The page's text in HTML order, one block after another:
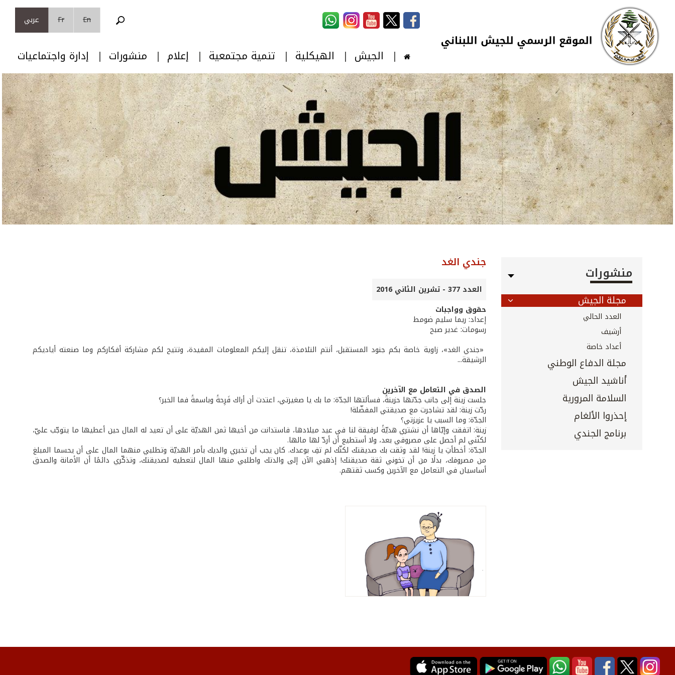
تجاوز إلى المحتوى الرئيسي
Skip to navigation
En
Fr عربي
الجيش الهيكلية تنمية مجتمعية إعلام منشورات إدارة واجتماعيات
منشورات
مجلة الجيش
العدد الحالي
أرشيف
أعداد خاصة
مجلة الدفاع الوطني
أناشيد الجيش
السلامة المرورية
إحذروا الألغام
برنامج الجندي
جندي الغد
العدد 377 - تشرين الثاني 2016
حقوق وواجبات
إعداد: ريما سليم ضومط
رسومات: غدير صبح
«جندي الغد»، زاوية خاصة بكم جنود المستقبل، أنتم التلامذة، تنقل إليكم المعلومات المفيدة، وتتيح لكم مشاركة أفكاركم وما صنعته أياديكم
الرشيقة...
الصدق في التعامل مع الآخرين
جلست زينة إلى جانب جدّتها حزينةً، فسألتها الجدّة: ما بك يا صغيرتي، اعتدت أن أراك فَرِحةً وباسمةً فما الخبر؟
ردّت زينة: لقد تشاجرت مع صديقتي المفضّلة!
الجدّة: وما السبب يا عزيزتي؟
زينة: اتفقت وإيّاها أن نشتري هديّةً لرفيقة لنا في عيد ميلادها، فاستدانت من أخيها ثمن الهديّة على أن تعيد له المال حين أعطيها ما يتوجّب عليّ،
لكنّني لم أحصل على مصروفي بعد، ولا أستطيع أن أردّ لها مالها.
الجدّة: أخطأتِ يا زينة! لقد وثقت بك صديقتك لكنّك لم تفِ بوعدك. كان يجب أن تخبري والديك بأمر الهديّة وتطلبي منهما المال على أن يحسما المبلغ
من مصروفك، بدلًا من أن تخوني ثقة صديقتك! إذهبي الآن إلى والدتك واطلبي منها المال لتعطيه لصديقتك، وتذكّري دائمًا أن الأمانة والصدق
أساسيان في التعامل مع الآخرين وكسب ثقتهم.